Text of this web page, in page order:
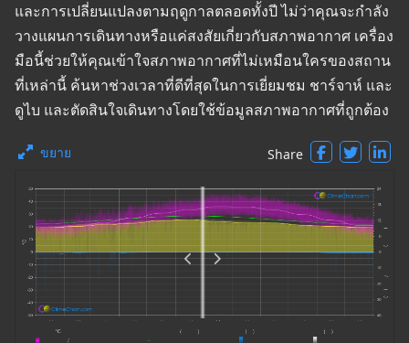
และการเปลี่ยนแปลงตามฤดูกาลตลอดทั้งปี ไม่ว่าคุณจะกำลัง
วางแผนการเดินทางหรือแค่สงสัยเกี่ยวกับสภาพอากาศ เครื่อง
มือนี้ช่วยให้คุณเข้าใจสภาพอากาศที่ไม่เหมือนใครของสถาน
ที่เหล่านี้ ค้นหาช่วงเวลาที่ดีที่สุดในการเยี่ยมชม ชาร์จาห์ และ
ดูไบ และตัดสินใจเดินทางโดยใช้ข้อมูลสภาพอากาศที่ถูกต้อง
ขยาย Share